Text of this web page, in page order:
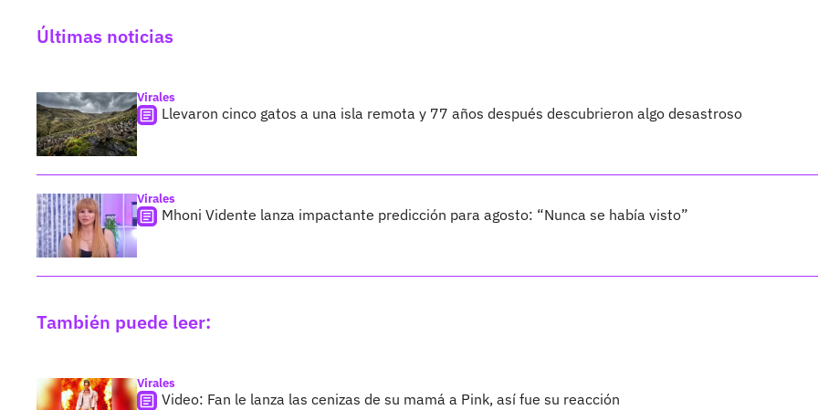
Últimas noticias
Virales
Llevaron cinco gatos a una isla remota y 77 años después descubrieron algo desastroso
Virales
Mhoni Vidente lanza impactante predicción para agosto: “Nunca se había visto”
También puede leer:
Virales
Video: Fan le lanza las cenizas de su mamá a Pink, así fue su reacción